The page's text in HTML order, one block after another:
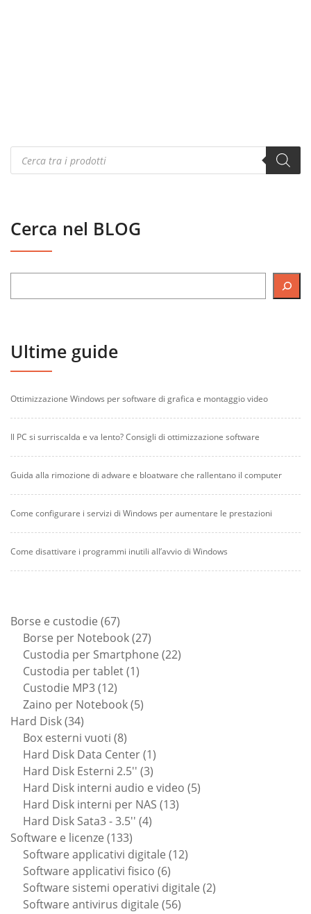
Products
search
Cerca nel BLOG
Ultime guide
Ottimizzazione Windows per software di grafica e montaggio video
Il PC si surriscalda e va lento? Consigli di ottimizzazione software
Guida alla rimozione di adware e bloatware che rallentano il computer
Come configurare i servizi di Windows per aumentare le prestazioni
Come disattivare i programmi inutili all’avvio di Windows
Borse e custodie 6767
prodotti
Borse per Notebook 2727
prodotti
Custodia per Smartphone 2222
Custodia per tablet 11
Custodie MP3 1212
prodotti
Zaino per Notebook 55
Hard Disk 3434
prodotti
Box esterni vuoti 88
prodotti
Hard Disk Data Center 11
prodotto
Hard Disk Esterni 2.5'' 33
prodotti
Hard Disk interni audio e video 55
Hard Disk interni per NAS 1313
Hard Disk Sata3 - 3.5'' 44
Software e licenze 133133
prodotti
Software applicativi digitale 1212
Software applicativi fisico 66
prodotti
Software sistemi operativi digitale 22
Software antivirus digitale 5656